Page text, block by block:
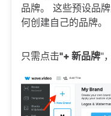
品牌。 这些预设品
何创建自己的品牌。
只需点击"+ 新品牌"